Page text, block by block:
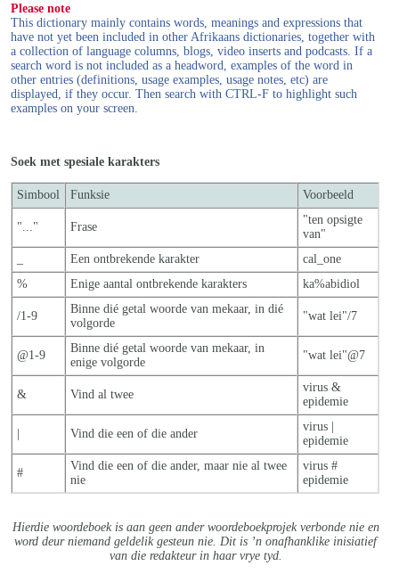
Please note
This dictionary mainly contains words, meanings and expressions that
have not yet been included in other Afrikaans dictionaries, together with
a collection of language columns, blogs, video inserts and podcasts. If a
search word is not included as a headword, examples of the word in
other entries (definitions, usage examples, usage notes, etc) are
displayed, if they occur. Then search with CTRL-F to highlight such
examples on your screen.
Soek met spesiale karakters
Simbool Funksie Voorbeeld
"..." Frase
"ten opsigte
van"
Een ontbrekende karakter
cal_one
%
Enige aantal ontbrekende karakters ka%abidiol
/1-9
Binne dié getal woorde van mekaar, in dié
volgorde
"wat lei"/7
@1-9
Binne dié getal woorde van mekaar, in
enige volgorde
"wat lei"@7
& Vind al twee
virus &
epidemie
Vind die een of die ander
virus |
epidemie
#
Vind die een of die ander, maar nie al twee
nie
virus #
epidemie
Hierdie woordeboek is aan geen ander woordeboekprojek verbonde nie en
word deur niemand geldelik gesteun nie. Dit is ’n onafhanklike inisiatief
van die redakteur in haar vrye tyd.